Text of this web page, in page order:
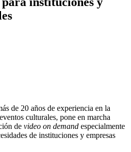
de 20 años de experiencia en la
culturales, pone en marcha
de video on demand especialmente
de instituciones y empresas